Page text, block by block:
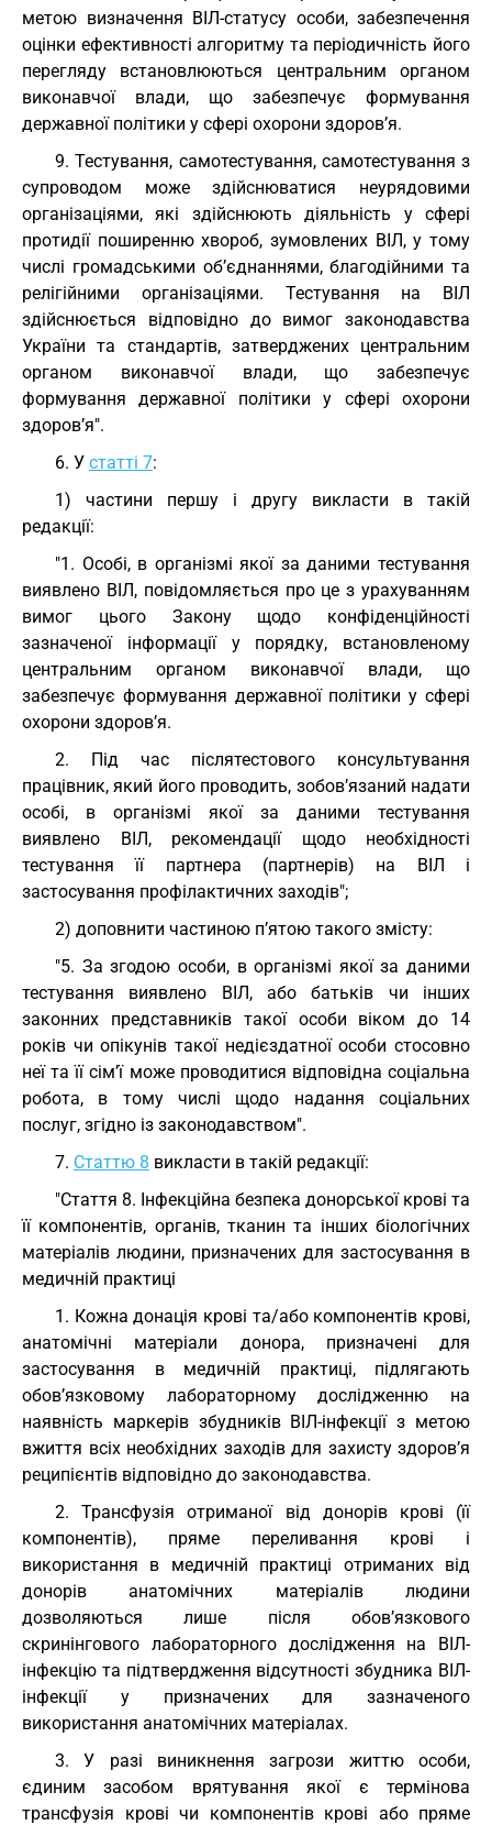
метою визначення ВІЛ-статусу особи, забезпечення
оцінки ефективності алгоритму та періодичність його
перегляду встановлюються центральним органом
виконавчої влади, що забезпечує формування
державної політики у сфері охорони здоров’я.
9. Тестування, самотестування, самотестування з
супроводом може здійснюватися неурядовими
організаціями, які здійснюють діяльність у сфері
протидії поширенню хвороб, зумовлених ВІЛ, у тому
числі громадськими об’єднаннями, благодійними та
релігійними організаціями. Тестування на ВІЛ
здійснюється відповідно до вимог законодавства
України та стандартів, затверджених центральним
органом виконавчої влади, що забезпечує
формування державної політики у сфері охорони
здоров’я".
6. У статті 7:
1) частини першу і другу викласти в такій
редакції:
"1. Особі, в організмі якої за даними тестування
виявлено ВІЛ, повідомляється про це з урахуванням
вимог цього Закону щодо конфіденційності
зазначеної інформації у порядку, встановленому
центральним органом виконавчої влади, що
забезпечує формування державної політики у сфері
охорони здоров’я.
2. Під час післятестового консультування
працівник, який його проводить, зобов’язаний надати
особі, в організмі якої за даними тестування
виявлено ВІЛ, рекомендації щодо необхідності
тестування її партнера (партнерів) на ВІЛ і
застосування профілактичних заходів";
2) доповнити частиною п’ятою такого змісту:
"5. За згодою особи, в організмі якої за даними
тестування виявлено ВІЛ, або батьків чи інших
законних представників такої особи віком до 14
років чи опікунів такої недієздатної особи стосовно
неї та її сім’ї може проводитися відповідна соціальна
робота, в тому числі щодо надання соціальних
послуг, згідно із законодавством".
7. Статтю 8 викласти в такій редакції:
"Стаття 8. Інфекційна безпека донорської крові та
її компонентів, органів, тканин та інших біологічних
матеріалів людини, призначених для застосування в
медичній практиці
1. Кожна донація крові та/або компонентів крові,
анатомічні матеріали донора, призначені для
застосування в медичній практиці, підлягають
обов’язковому лабораторному дослідженню на
наявність маркерів збудників ВІЛ-інфекції з метою
вжиття всіх необхідних заходів для захисту здоров’я
реципієнтів відповідно до законодавства.
2. Трансфузія отриманої від донорів крові (її
компонентів), пряме переливання крові і
використання в медичній практиці отриманих від
донорів анатомічних матеріалів людини
дозволяються лише після обов’язкового
скринінгового лабораторного дослідження на ВІЛ-
інфекцію та підтвердження відсутності збудника ВІЛ-
інфекції у призначених для зазначеного
використання анатомічних матеріалах.
3. У разі виникнення загрози життю особи,
єдиним засобом врятування якої є термінова
трансфузія крові чи компонентів крові або пряме